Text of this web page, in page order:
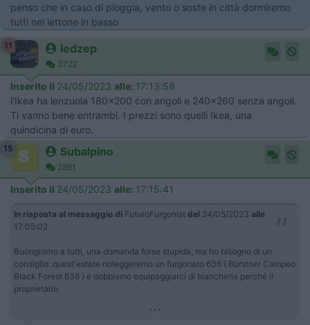
penso che in caso di pioggia, vento o soste in città dormiremo
tutti nel lettone in basso
11 ledzep
3722
Inserito il 24/05/2023 alle: 17:13:58
l'Ikea ha lenzuola 180x200 con angoli e 240x260 senza angoli.
Ti vanno bene entrambi. I prezzi sono quelli Ikea, una
quindicina di euro.
15 Subalpino
2861
Inserito il 24/05/2023 alle: 17:15:41
In risposta al messaggio di FuturoFurgonist del 24/05/2023 alle
17:05:02
Buongiorno a tutti, una domanda forse stupida, ma ho bisogno di un
consiglio: quest'estate noleggeremo un furgonato 636 ( Bürstner Campeo
Black Forest 636 ) e dobbiamo equipaggiarci di biancheria perché il
proprietario
...